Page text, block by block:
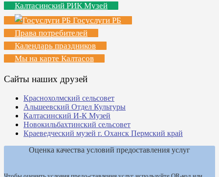
Калтасинский РИК Музей
Госуслуги РБ
Права потребителей
Календарь праздников
Мы на карте Калтасов
Сайты наших друзей
Краснохолмский сельсовет
Альшеевский Отдел Культуры
Калтасинский И-К Музей
Новокильбахтинский сельсовет
Краеведческий музей г. Оханск Пермский край
Оценка качества условий предоставления услуг